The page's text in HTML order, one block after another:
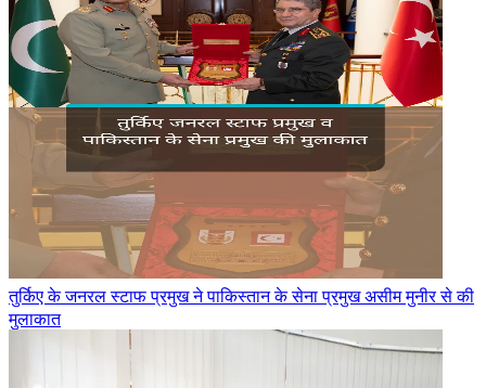
तुर्किए के जनरल स्टाफ प्रमुख ने पाकिस्तान के सेना प्रमुख असीम मुनीर से की
मुलाकात